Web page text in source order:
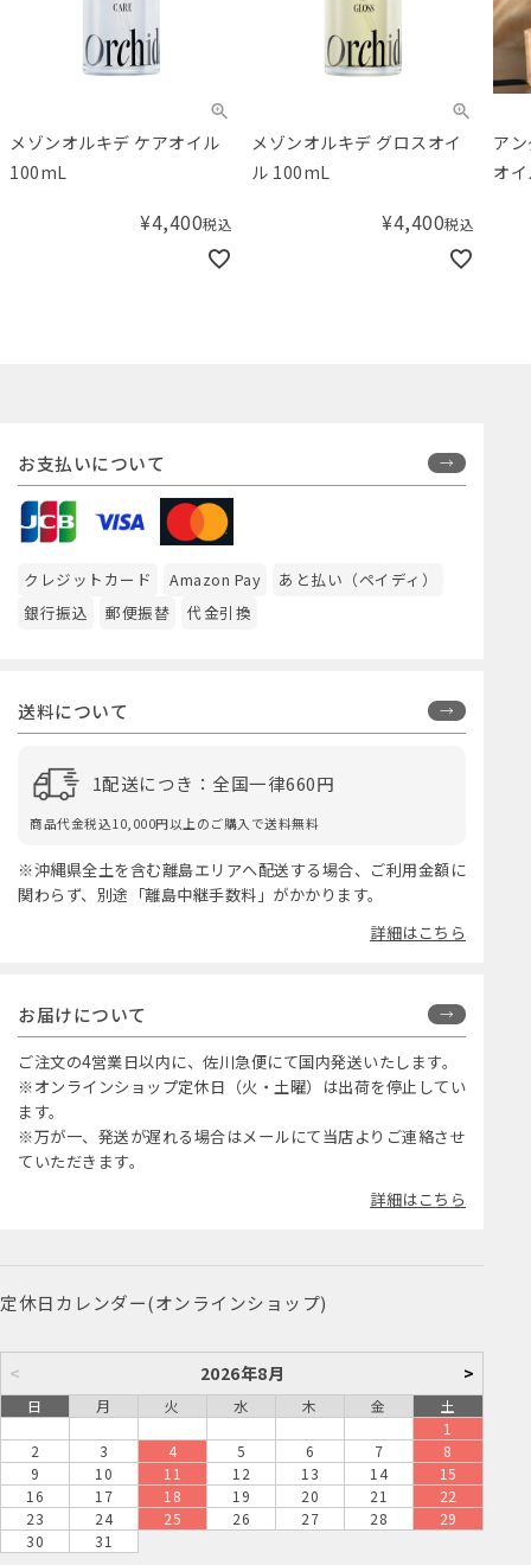
メゾンオルキデ ケアオイル
100mL
¥4,400税込
メゾンオルキデ グロスオイ
ル 100mL
¥4,400税込
ア
オ
お支払いについて
クレジットカード Amazon Pay
あと払い（ペイディ）
銀行振込
郵便振替 代金引換
送料について
1配送につき：全国一律660円
商品代金税込10,000円以上のご購入で送料無料
※沖縄県全土を含む離島エリアへ配送する場合、ご利用金額に
関わらず、別途「離島中継手数料」がかかります。
詳細はこちら
お届けについて
ご注文の4営業日以内に、佐川急便にて国内発送いたします。
※オンラインショップ定休日（火・土曜）は出荷を停止してい
ます。
※万が一、発送が遅れる場合はメールにて当店よりご連絡させ
ていただきます。
詳細はこちら
定休日カレンダー(オンラインショップ)
< 2026年8月 >
日 月 火 水 木 金
土
1
2
3 4 5 6 7
8
9
10 11 12 13 14
15
16
17 18 19 20 21
22
23
24 25 26 27 28
29
30
31